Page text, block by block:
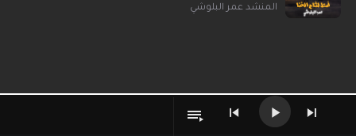
المنشد عمر البلوشي